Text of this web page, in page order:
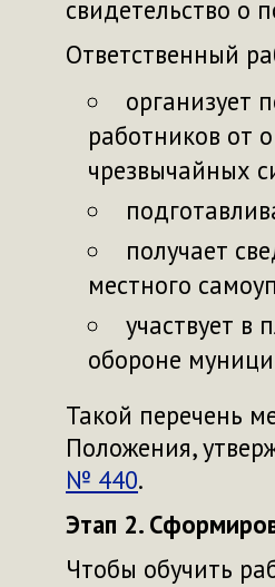
свидетельство о
Ответственный
организует
работников от
чрезвычайных
получает
местного
участвует в
обороне
Такой перечень
Положения,
№ 440.
Этап 2.
Чтобы обучить